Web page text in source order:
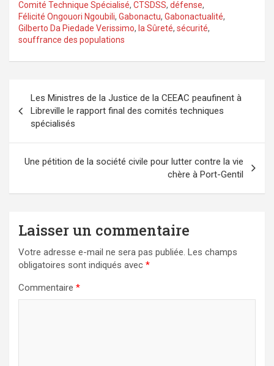
Comité Technique Spécialisé, CTSDSS, défense,
Félicité Ongouori Ngoubili, Gabonactu, Gabonactualité,
Gilberto Da Piedade Verissimo, la Sûreté, sécurité,
souffrance des populations
de
l’article
Les Ministres de la Justice de la CEEAC peaufinent à
Libreville le rapport final des comités techniques
spécialisés
Une pétition de la société civile pour lutter contre la vie
chère à Port-Gentil
Laisser un commentaire
Votre adresse e-mail ne sera pas publiée. Les champs
obligatoires sont indiqués avec *
Commentaire *